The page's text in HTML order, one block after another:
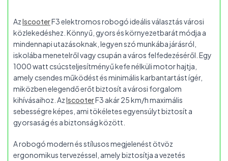
AzIscooterF3 elektromos robogó ideális választás városi
közlekedéshez. Könnyű, gyors és környezetbarát módja a
mindennapi utazásoknak, legyen szó munkába járásról,
iskolába menetelről vagy csupán a város felfedezéséről. Egy
1000 watt csúcsteljesítményű kefe nélküli motor hajtja,
amely csendes működést és minimális karbantartást ígér,
miközben elegendő erőt biztosít a városi forgalom
kihívásaihoz. AzIscooterF3 akár 25 km/h maximális
sebességre képes, ami tökéletes egyensúlyt biztosít a
gyorsaság és a biztonság között.
A robogó modern és stílusos megjelenést ötvöz
ergonomikus tervezéssel, amely biztosítja a vezetés